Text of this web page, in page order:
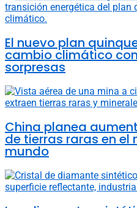
El nuevo plan
cambio climático
sorpresas
China planea
de tierras raras en
mundo